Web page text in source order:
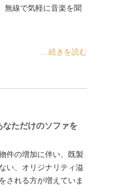
無線で気軽に音楽を聞
...続きを読む
なただけのソファを
件の増加に伴い、既製
い、オリジナリティ溢
される方が増えていま